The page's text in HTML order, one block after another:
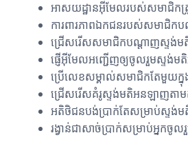
អាសយដ្ឋានអ៊ីមែលរបស់សមាជិកត្រូ
ការពារភាពឯកជនរបស់សមាជិក
ជ្រើសរើសសមាជិកបណ្តាញស្ទង់
ផ្ញើអ៊ីមែលអញ្ជើញឲ្យចូលរួមស្ទង់
ប្រើលេខសម្គាល់សមាជិកតែមួយក្
ជ្រើសរើសគំរូស្ទង់មតិអនឡាញតា
អតិថិជនបង់ប្រាក់តែសម្រាប់ស្ទង់
រង្វាន់ជាសាច់ប្រាក់សម្រាប់អ្នក